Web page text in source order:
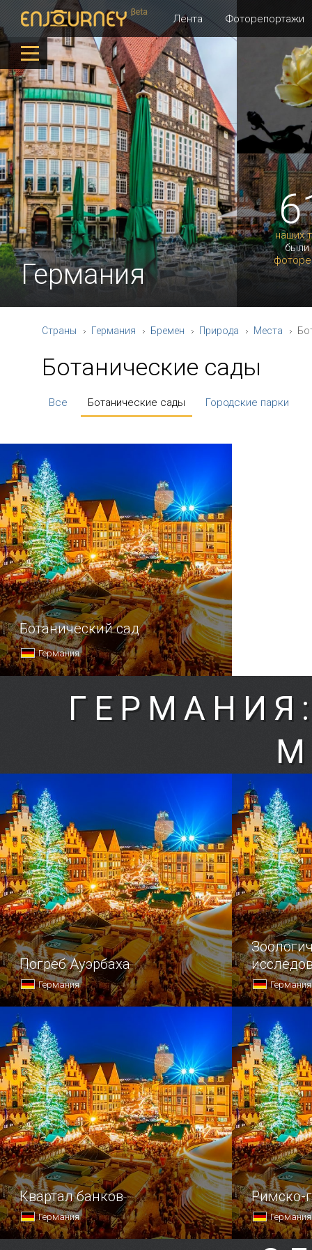
Лента Фоторепортажи
наших
были
Германия
Страны Германия Бремен Природа Места
Ботанические сады
Все Ботанические сады Городские парки
Ботанический сад
Германия
Погреб Ауэрбаха
Германия
«Погреб Ауэрбах» — это самое
популярное место трапезы в городе.
Германия
Немецкий
с раннего
Квартал банков
Германия
Римско-
Германия